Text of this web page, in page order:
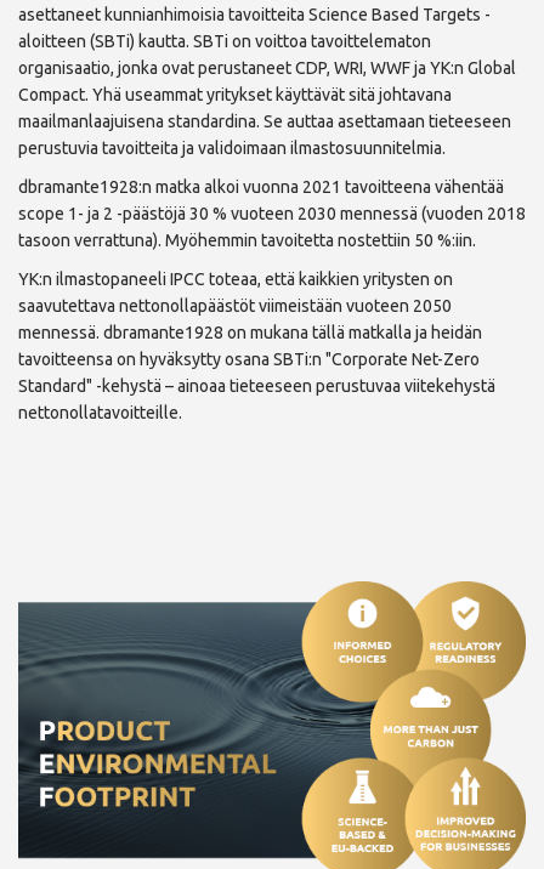
asettaneet kunnianhimoisia tavoitteita Science Based Targets -
aloitteen (SBTi) kautta. SBTi on voittoa tavoittelematon
organisaatio, jonka ovat perustaneet CDP, WRI, WWF ja YK:n Global
Compact. Yhä useammat yritykset käyttävät sitä johtavana
maailmanlaajuisena standardina. Se auttaa asettamaan tieteeseen
perustuvia tavoitteita ja validoimaan ilmastosuunnitelmia.
dbramante1928:n matka alkoi vuonna 2021 tavoitteena vähentää
scope 1- ja 2 -päästöjä 30 % vuoteen 2030 mennessä (vuoden 2018
tasoon verrattuna). Myöhemmin tavoitetta nostettiin 50 %:iin.
YK:n ilmastopaneeli IPCC toteaa, että kaikkien yritysten on
saavutettava nettonollapäästöt viimeistään vuoteen 2050
mennessä. dbramante1928 on mukana tällä matkalla ja heidän
tavoitteensa on hyväksytty osana SBTi:n "Corporate Net-Zero
Standard" -kehystä – ainoaa tieteeseen perustuvaa viitekehystä
nettonollatavoitteille.